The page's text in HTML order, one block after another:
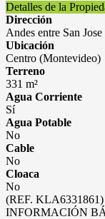
Detalles de la
Dirección
Andes entre San
Ubicación
Centro (Montevideo)
Terreno
331 m²
Agua Corriente
Sí
Agua Potable
No
Cable
No
Cloaca
No
(REF. KLA6331861)
INFORMACIÓN